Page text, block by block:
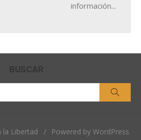
información...
BUSCAR
la Libertad /
Powered by WordPress